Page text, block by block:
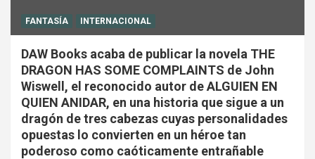
FANTASÍA INTERNACIONAL
DAW Books acaba de publicar la novela THE
DRAGON HAS SOME COMPLAINTS de John
Wiswell, el reconocido autor de ALGUIEN EN
QUIEN ANIDAR, en una historia que sigue a un
dragón de tres cabezas cuyas personalidades
opuestas lo convierten en un héroe tan
poderoso como caóticamente entrañable